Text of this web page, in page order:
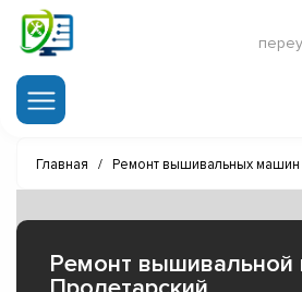
Главная / Ремонт вышивальных машин
Ремонт